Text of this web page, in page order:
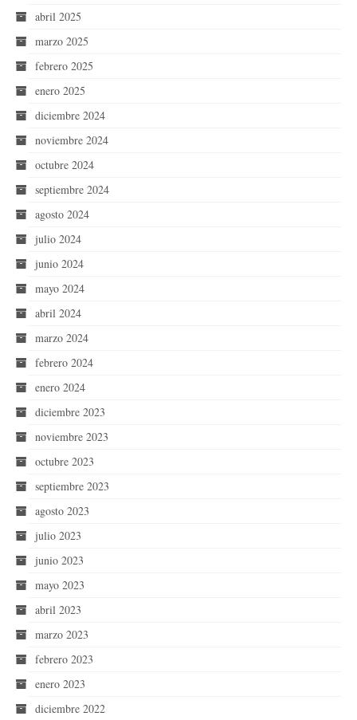
abril 2025
marzo 2025
febrero 2025
enero 2025
diciembre 2024
noviembre 2024
octubre 2024
septiembre 2024
agosto 2024
julio 2024
junio 2024
mayo 2024
abril 2024
marzo 2024
febrero 2024
enero 2024
diciembre 2023
noviembre 2023
octubre 2023
septiembre 2023
agosto 2023
julio 2023
junio 2023
mayo 2023
abril 2023
marzo 2023
febrero 2023
enero 2023
diciembre 2022